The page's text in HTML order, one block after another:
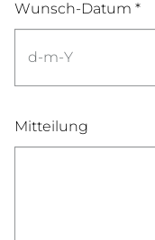
Wunsch-Datum *
Mitteilung